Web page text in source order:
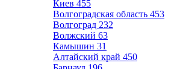
Киев 455
Волгоградская область 453
Волгоград 232
Волжский 63
Камышин 31
Алтайский край 450